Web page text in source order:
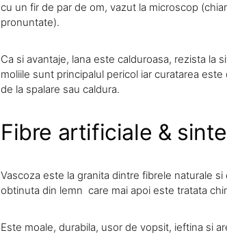
cu un fir de par de om, vazut la microscop
pronuntate).
Ca si avantaje, lana este calduroasa, rezista la
moliile sunt principalul pericol iar curatarea
de la spalare sau caldura.
Fibre artificiale &
Vascoza este la granita dintre fibrele naturale
obtinuta din lemn care mai apoi este tratata
Este moale, durabila, usor de vopsit, ieftina si